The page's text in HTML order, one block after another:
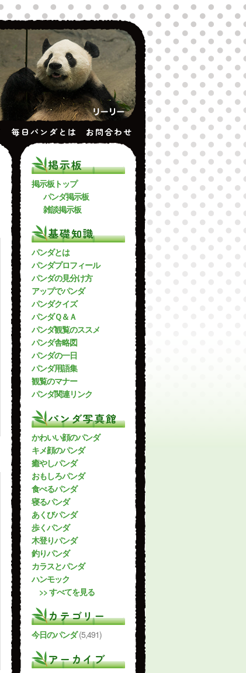
毎日パンダとは お問合わせ
掲示板
掲示板トップ
パンダ掲示板
雑談掲示板
基礎知識
パンダとは
パンダプロフィール
パンダの見分け方
アップでパンダ
パンダクイズ
パンダＱ＆Ａ
パンダ観覧のススメ
パンダ舎略図
パンダの一日
パンダ用語集
観覧のマナー
パンダ関連リンク
パンダ写真館
かわいい顔のパンダ
キメ顔のパンダ
癒やしパンダ
おもしろパンダ
食べるパンダ
寝るパンダ
あくびパンダ
歩くパンダ
木登りパンダ
釣りパンダ
カラスとパンダ
ハンモック
>> すべてを見る
カテゴリー
今日のパンダ(5,491)
アーカイブ